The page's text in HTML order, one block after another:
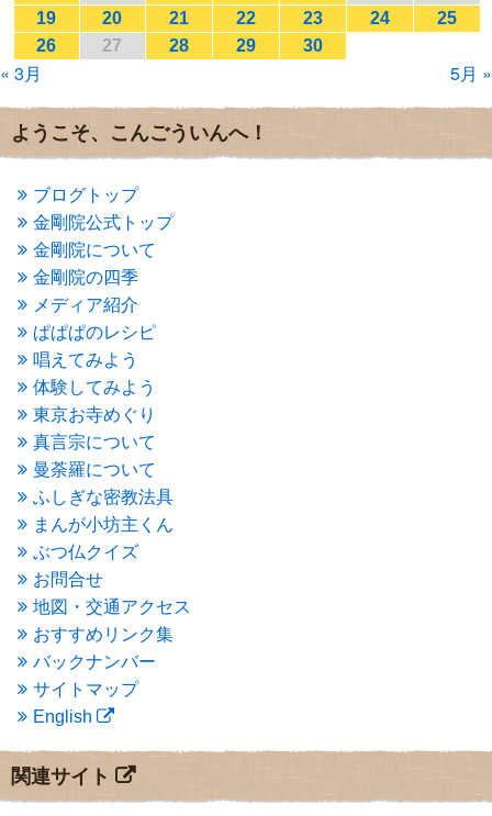
2017年1月(2)
2016年12月(4)
2016年11月
2016年10月
2016年8月
2016年7月
(3)
2016年5月(3)
2016年4月
(4)
2016年3月 (4)
2016年2月 (5)
2016年1月(3)
2015年12月(6)
2015年11月 (4)
2015年10月
(4)
2015年9月(3)
2015年8月(4)
2015年7月(4)
2015年6月(3)
2015年5月(1)
2015年4月(1)
2015年3月 (3)
2015年2月(3)
2015年1月(1)
2014年12月
2014年9月(1)
2014年5月 (1)
2014年4月
2014年1月(1)
2013年11月 (4)
2013年10月
2013年8月
(7)
2013年7月
(7)
19 20 21 22 23 24
25
26
27 28 29 30
« 3月 5月 »
ようこそ、こんごういんへ！
ブログトップ
金剛院公式トップ
金剛院について
金剛院の四季
メディア紹介
ぱぱぱのレシピ
唱えてみよう
体験してみよう
東京お寺めぐり
真言宗について
曼荼羅について
ふしぎな密教法具
まんが小坊主くん
ぶつ仏クイズ
お問合せ
地図・交通アクセス
おすすめリンク集
バックナンバー
サイトマップ
English
関連サイト